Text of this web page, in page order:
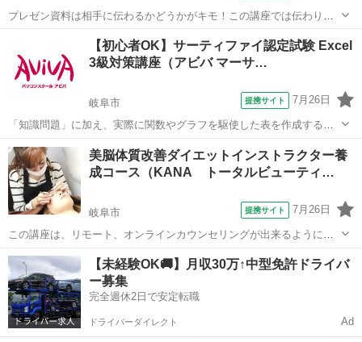
プレゼン資料は相手に伝わるかどうかがキモ！この講座では伝わりや
すくするノウハウをケーススタディーを用いて学習します。 ■学習内
方を学習する講座です。実際のビ...
その他
【初心者OK】サーティファイ認定試験 Excel
3級対策講座（アビバ マーサ…
岐阜市 提携サイト 7月26日
「知識問題」に加え、実際に関数やグラフを駆使した表を作成する
「実技問題」を解くことで、実践的な能力を証明できる資格制度の、3
級対策講座です。
岐阜 岐阜市 その他
美脳体質改善ダイエットインストラクター養
成コース（KANA トータルビューティ…
岐阜市 提携サイト 7月26日
この講座は、リモート、オンラインカウンセリングが出来るようにな
る、今の時期にあったカリキュラムになっております。ダイエット＆
心理メンタルの事を徹底的に学びます 美脳＝マインド学を学んでみま
せんか？
岐阜 岐阜市 心理学
【未経験OK🚚】月収30万↑中型免許ドライバ
ー募集
完全週休2日で安定転職
ドライバーダイレクト Ad